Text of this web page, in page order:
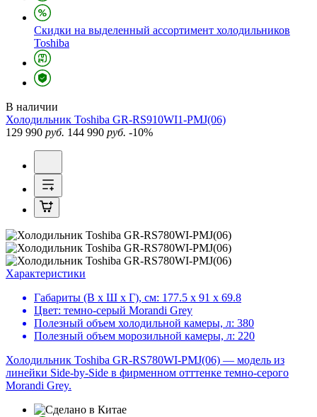
Скидки на выделенный ассортимент холодильников
Toshiba
В наличии
Холодильник Toshiba GR-RS910WI1-PMJ(06)
129 990 руб. 144 990 руб. -10%
Характеристики
Габариты (В х Ш х Г), см: 177.5 х 91 х 69.8
Цвет: темно-серый Morandi Grey
Полезный объем холодильной камеры, л: 380
Полезный объем морозильной камеры, л: 220
Холодильник Toshiba GR-RS780WI-PMJ(06) — модель из
линейки Side-by-Side в фирменном отттенке темно‑серого
Morandi Grey.